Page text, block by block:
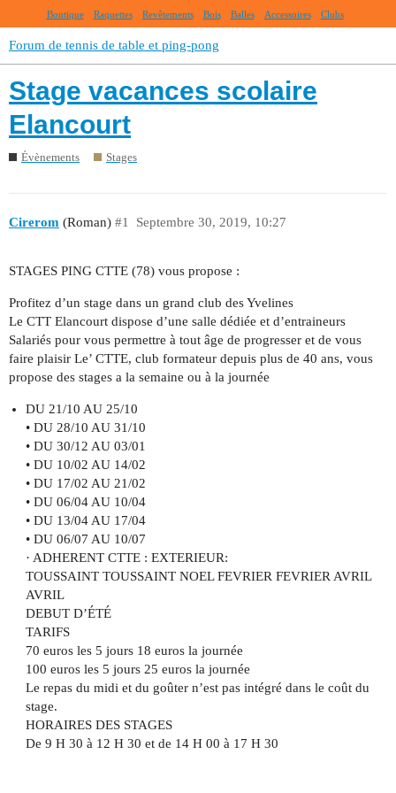
Boutique Raquettes Revêtements Bois Balles Accessoires Clubs
Forum de tennis de table et ping-pong
Stage vacances scolaire
Elancourt
Évènements Stages
Cirerom (Roman) Septembre 30, 2019, 10:27
#1
STAGES PING CTTE (78) vous propose :
Profitez d’un stage dans un grand club des Yvelines
Le CTT Elancourt dispose d’une salle dédiée et d’entraineurs
Salariés pour vous permettre à tout âge de progresser et de vous
faire plaisir Le’ CTTE, club formateur depuis plus de 40 ans, vous
propose des stages a la semaine ou à la journée
DU 21/10 AU 25/10
• DU 28/10 AU 31/10
• DU 30/12 AU 03/01
• DU 10/02 AU 14/02
• DU 17/02 AU 21/02
• DU 06/04 AU 10/04
• DU 13/04 AU 17/04
• DU 06/07 AU 10/07
· ADHERENT CTTE : EXTERIEUR:
TOUSSAINT TOUSSAINT NOEL FEVRIER FEVRIER AVRIL
AVRIL
DEBUT D’ÉTÉ
TARIFS
70 euros les 5 jours 18 euros la journée
100 euros les 5 jours 25 euros la journée
Le repas du midi et du goûter n’est pas intégré dans le coût du
stage.
HORAIRES DES STAGES
De 9 H 30 à 12 H 30 et de 14 H 00 à 17 H 30